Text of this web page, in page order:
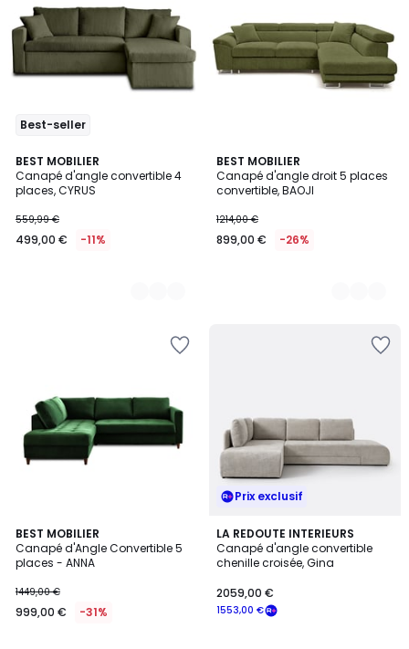
Best-seller
BEST MOBILIER
Canapé d'angle convertible 4
places, CYRUS
€
au
559,99 €
499,00 € -11%
6
Couleurs
BEST MOBILIER
Canapé d'angle droit 5 places
convertible, BAOJI
1214,00 €
899,00 € -26%
5
Couleurs
BEST MOBILIER
Canapé d'Angle Convertible 5
places - ANNA
1449,00 €
999,00 € -31%
9
Couleurs
Prix exclusif
LA REDOUTE INTERIEURS
Canapé d'angle convertible
chenille croisée, Gina
1553,00 €
2059,00 €
3,4
/ 5
5
Couleurs